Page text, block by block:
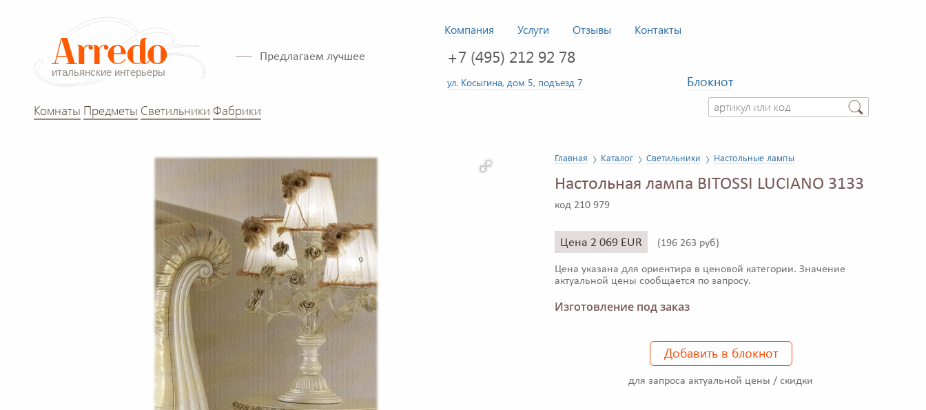
Компания Услуги Отзывы Контакты
Предлагаем лучшее +7 (495) 212 92 78
ул. Косыгина, дом 5, подъезд 7
Блокнот
Комнаты Предметы Светильники Фабрики
Главная Каталог Светильники Настольные лампы
Настольная лампа BITOSSI LUCIANO 3133
код 210 979
Цена 2 069 EUR (196 263 руб)
Цена указана для ориентира в ценовой категории. Значение
актуальной цены сообщается по запросу.
Изготовление под заказ
Добавить в блокнот
для запроса актуальной цены / скидки